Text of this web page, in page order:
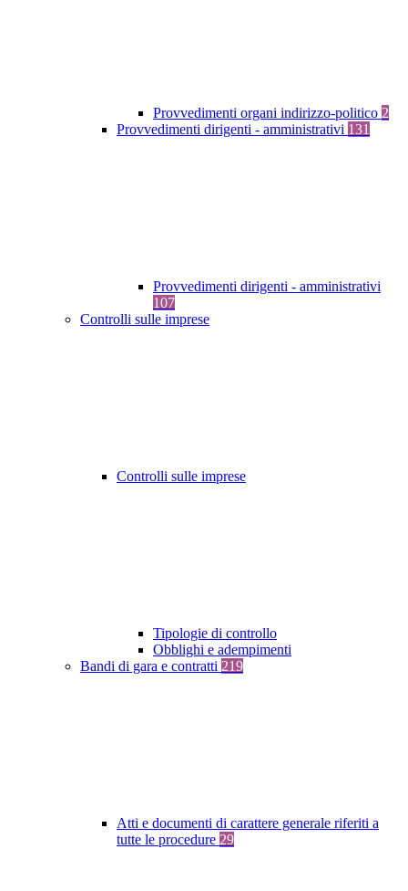
Provvedimenti organi indirizzo-politico 2
Provvedimenti dirigenti - amministrativi 131
Provvedimenti dirigenti - amministrativi
107
Controlli sulle imprese
Controlli sulle imprese
Tipologie di controllo
Obblighi e adempimenti
Bandi di gara e contratti 219
Atti e documenti di carattere generale riferiti a
tutte le procedure 29